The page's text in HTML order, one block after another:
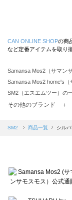
CAN ONLINE SHOPの商
など定番アイテムを取り
Samansa Mos2（サマン
Samansa Mos2 home's
SM2（エスエムツー）の
TSUHARU by Samansa
Samansa Mos2 blue（サ
Te chichi（テチチ）の一
Te chichi CLASSIC（テ
その他のブランド ＋
SM2 商品一覧 シル